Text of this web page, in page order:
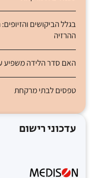
בגלל הביקושים
ההרזיה
האם סדר הלידה משפיע
טפסים לבתי מרקחת
עדכוני רישום